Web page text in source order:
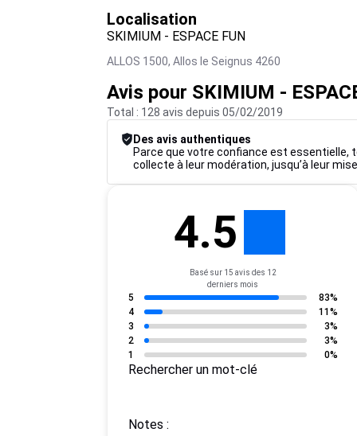
Localisation
SKIMIUM - ESPACE FUN
ALLOS 1500, Allos le Seignus 4260
Avis pour SKIMIUM -
Total : 128 avis depuis 05/02/2019
Des avis authentiques
Parce que votre confiance est essentielle,
collecte à leur modération, jusqu’à leur
4.5
Basé sur 15 avis des 12
derniers mois
5
83%
4
11%
3
3%
2
3%
1
0%
Rechercher un mot-clé
Notes :